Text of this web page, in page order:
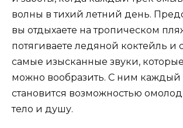
волны в тихий летний день.
вы отдыхаете на тропическом
потягиваете ледяной коктейль и
самые изысканные звуки,
можно вообразить. С ним
становится возможностью
тело и душу.